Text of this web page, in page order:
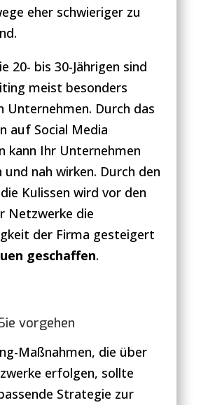
eher schwieriger zu
20- bis 30-Jährigen sind
meist besonders
Unternehmen. Durch das
auf Social Media
kann Ihr Unternehmen
nah wirken. Durch den
Kulissen wird vor den
Netzwerke die
der Firma gesteigert
geschaffen.
vorgehen
Maßnahmen, die über
erfolgen, sollte
Strategie zur